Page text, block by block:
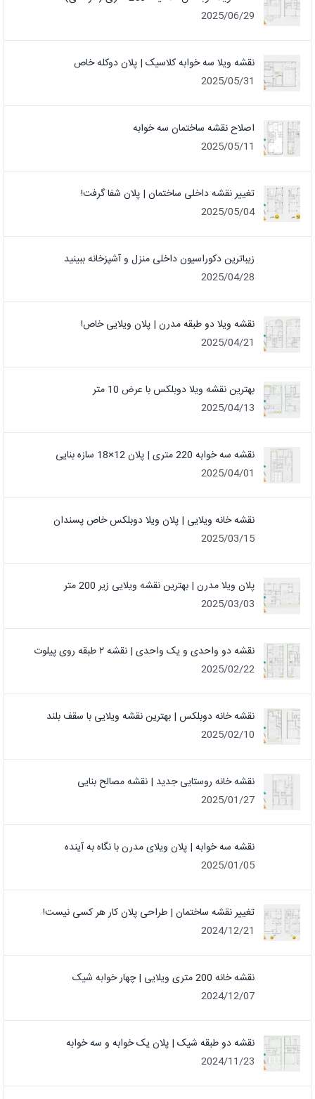
2025/06/29
نقشه ویلا سه خوابه کلاسیک | پلان دوکله خاص
2025/05/31
اصلاح نقشه ساختمان سه خوابه
2025/05/11
تغییر نقشه داخلی ساختمان | پلان شفا گرفت!
2025/05/04
زیباترین دکوراسیون داخلی منزل و آشپزخانه ببینید
2025/04/28
نقشه ویلا دو طبقه مدرن | پلان ویلایی خاص!
2025/04/21
بهترین نقشه ویلا دوبلکس با عرض 10 متر
2025/04/13
نقشه سه خوابه 220 متری | پلان 12×18 سازه بنایی
2025/04/01
نقشه خانه ویلایی | پلان ویلا دوبلکس خاص پسندان
2025/03/15
پلان ویلا مدرن | بهترین نقشه ویلایی زیر 200 متر
2025/03/03
نقشه دو واحدی و یک واحدی | نقشه ۲ طبقه روی پیلوت
2025/02/22
نقشه خانه دوبلکس | بهترین نقشه ویلایی با سقف بلند
2025/02/10
نقشه خانه روستایی جدید | نقشه مصالح بنایی
2025/01/27
نقشه سه خوابه | پلان ویلای مدرن با نگاه به آینده
2025/01/05
تغییر نقشه ساختمان | طراحی پلان کار هر کسی نیست!
2024/12/21
نقشه خانه 200 متری ویلایی | چهار خوابه شیک
2024/12/07
نقشه دو طبقه شیک | پلان یک خوابه و سه خوابه
2024/11/23